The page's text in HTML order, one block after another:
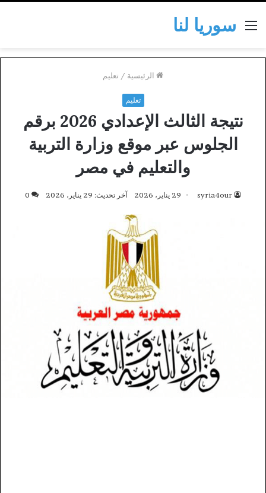
سوريا لناالقائمة
الرئيسية / تعليم
تعليم
نتيجة الثالث الإعدادي 2026 برقم
الجلوس عبر موقع وزارة التربية
والتعليم في مصر
syria4our 29 يناير، 2026 آخر تحديث: 29 يناير، 2026 0